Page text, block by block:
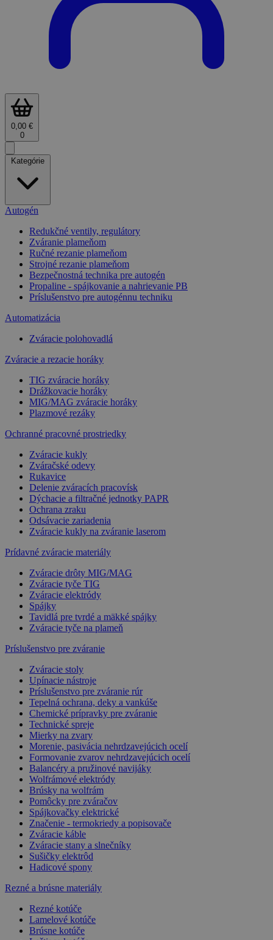
0,00 €
0
Kategórie
Autogén
Redukčné ventily, regulátory
Zváranie plameňom
Ručné rezanie plameňom
Strojné rezanie plameňom
Bezpečnostná technika pre autogén
Propaline - spájkovanie a nahrievanie PB
Príslušenstvo pre autogénnu techniku
Automatizácia
Zváracie polohovadlá
Zváracie a rezacie horáky
TIG zváracie horáky
Drážkovacie horáky
MIG/MAG zváracie horáky
Plazmové rezáky
Ochranné pracovné prostriedky
Zváracie kukly
Zváračské odevy
Rukavice
Delenie zváracích pracovísk
Dýchacie a filtračné jednotky PAPR
Ochrana zraku
Odsávacie zariadenia
Zváracie kukly na zváranie laserom
Prídavné zváracie materiály
Zváracie drôty MIG/MAG
Zváracie tyče TIG
Zváracie elektródy
Spájky
Tavidlá pre tvrdé a mäkké spájky
Zváracie tyče na plameň
Príslušenstvo pre zváranie
Zváracie stoly
Upínacie nástroje
Príslušenstvo pre zváranie rúr
Tepelná ochrana, deky a vankúše
Chemické prípravky pre zváranie
Technické spreje
Mierky na zvary
Morenie, pasivácia nehrdzavejúcich ocelí
Formovanie zvarov nehrdzavejúcich ocelí
Balancéry a pružinové navijáky
Wolfrámové elektródy
Brúsky na wolfrám
Pomôcky pre zváračov
Spájkovačky elektrické
Značenie - termokriedy a popisovače
Zváracie káble
Zváracie stany a slnečníky
Sušičky elektrôd
Hadicové spony
Rezné a brúsne materiály
Rezné kotúče
Lamelové kotúče
Brúsne kotúče